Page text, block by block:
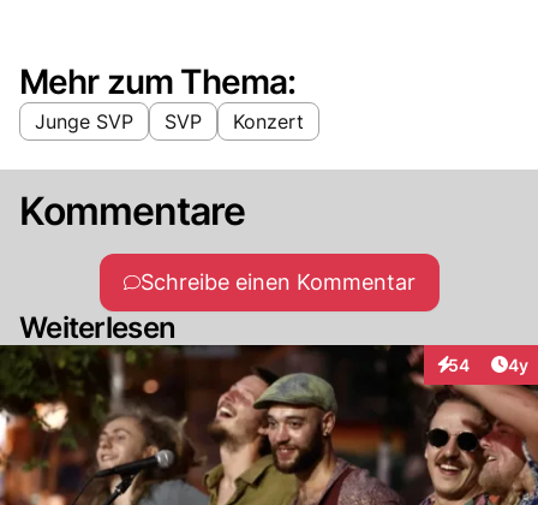
Mehr zum Thema:
Junge SVP SVP Konzert
Kommentare
Schreibe einen Kommentar
Weiterlesen
54
Interaktionen
4y